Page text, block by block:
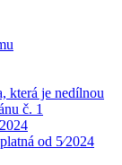
která je nedílnou
č. 1
od 5⁄2024